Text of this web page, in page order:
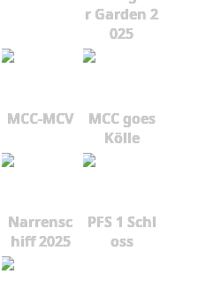
r Garden 2
025
MCC-MCV
MCC goes
Kölle
Narrensc
hiff 2025
PFS 1 Schl
oss